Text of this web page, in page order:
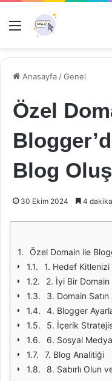
Menü
Anasayfa /Genel
Özel
Blog
30 Ekim 2024 4
Özel Domain ile
1. Hedef Kitlenizi
2. İyi Bir Domain
3. Domain Satın
4. Blogger
5. İçerik
6. Sosyal Medya
7. Blog Analitiği
8. Sabırlı Olun